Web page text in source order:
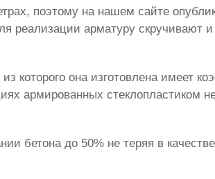
поэтому на нашем сайте
реализации арматуру скручивают
которого она изготовлена имеет
армированных стеклопластиком
бетона до 50% не теряя в